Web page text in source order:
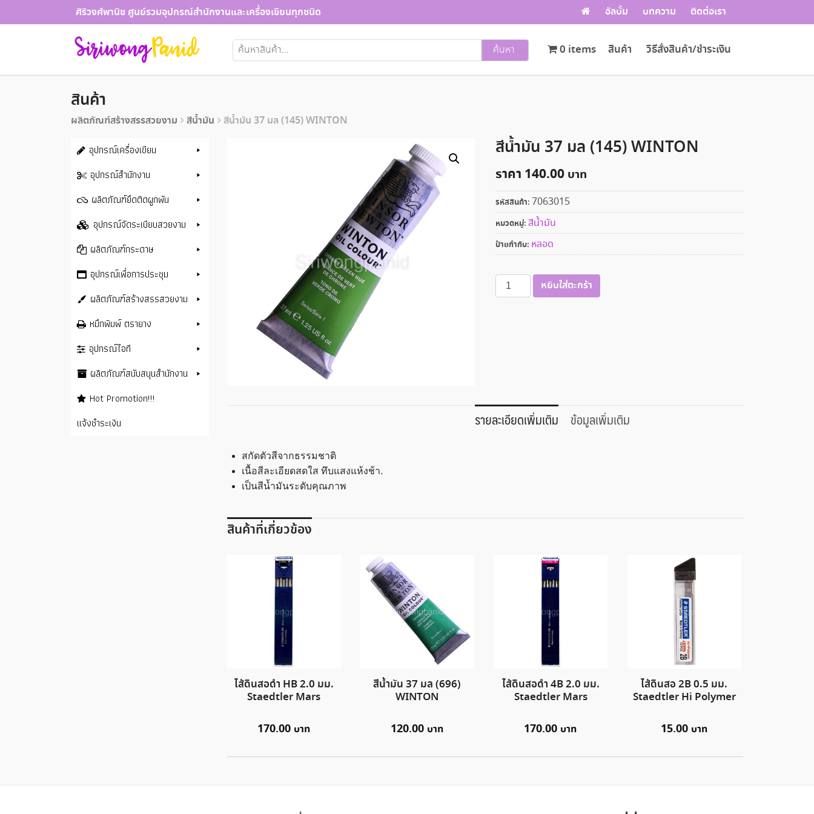
to
ศิริวงศ์พานิช ศูนย์รวมอุปกรณ์สำนักงานและเครื่องเขียนทุกชนิด อัลบั้ม บทความ ติดต่อเรา
ค้นหา: ค้นหา สินค้า วิธีสั่งสินค้า/ชำระเงิน
0 items
สินค้า
ผลิตภัณฑ์สร้างสรรสวยงาม สีน้ำมัน สีน้ำมัน 37 มล (145) WINTON
สีน้ำมัน 37 มล (145) WINTON
ราคา 140.00
รหัสสินค้า: 7063015
หมวดหมู่: สีน้ำมัน
ป้ายกำกับ: หลอด
จำนวน
สี
หยิบใส่ตะกร้า
รายละเอียดเพิ่มเติม ข้อมูลเพิ่มเติม
สกัดตัวสีจากธรรมชาติ
เนื้อสีละเอียดสดใส ทึบแสงแห้งช้า.
เป็นสีน้ำมันระดับคุณภาพ
สินค้าที่เกี่ยวข้อง
ไส้ดินสอดำ HB 2.0 มม.
Staedtler Mars
170.00
สีน้ำมัน 37 มล (696)
WINTON
120.00
ไส้ดินสอดำ 4B 2.0 มม.
Staedtler Mars
170.00
ไส้ดินสอ 2B 0.5 มม.
Staedtler Hi Polymer
15.00
อุปกรณ์เครื่องเขียน
อุปกรณ์สำนักงาน
ผลิตภัณฑ์ยึดติดผูกพัน
อุปกรณ์จัดระเบียบสวยงาม
ผลิตภัณฑ์กระดาษ
อุปกรณ์เพื่อการประชุม
ผลิตภัณฑ์สร้างสรรสวยงาม
หมึกพิมพ์ ตรายาง
อุปกรณ์ไอที
ผลิตภัณฑ์สนับสนุนสำนักงาน
Hot Promotion!!!
แจ้งชำระเงิน